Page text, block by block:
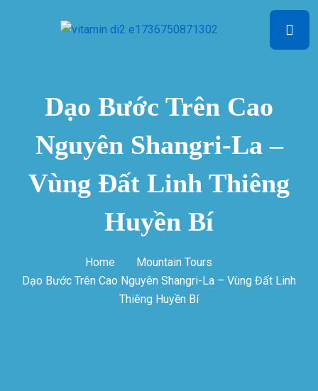
Dạo Bước Trên Cao
Nguyên Shangri-La –
Vùng Đất Linh Thiêng
Huyền Bí
Home
Mountain Tours
Dạo Bước Trên Cao Nguyên Shangri-La – Vùng Đất Linh
Thiêng Huyền Bí